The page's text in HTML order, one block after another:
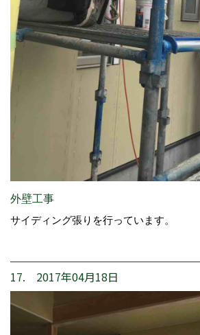
外壁工事
サイディング張りを行っています。
17. 2017年04月18日